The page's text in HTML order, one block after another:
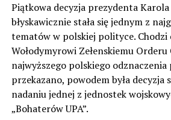
Piątkowa decyzja prezydenta
błyskawicznie stała się jednym z
tematów w polskiej polityce. Chodzi
Wołodymyrowi Zełenskiemu Orderu
najwyższego polskiego odznaczenia
przekazano, powodem była
nadaniu jednej z jednostek
„Bohaterów UPA”.